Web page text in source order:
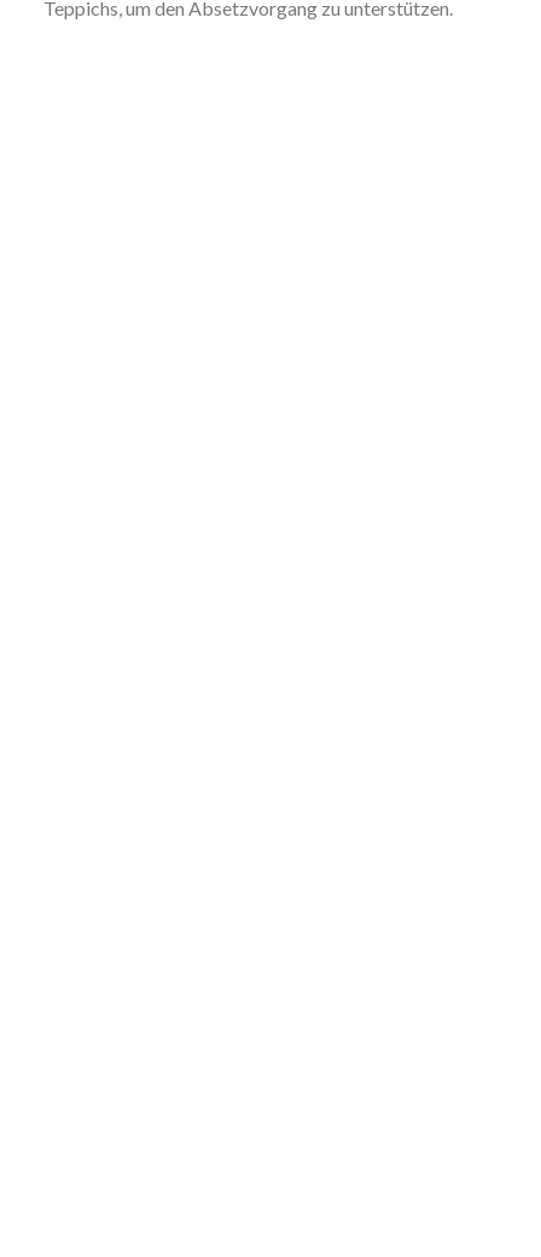
Teppichs, um den Absetzvorgang zu unterstützen.